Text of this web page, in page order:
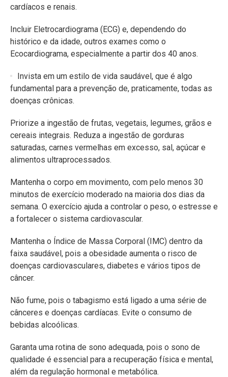
cardíacos e renais.
Incluir Eletrocardiograma (ECG) e, dependendo do
histórico e da idade, outros exames como o
Ecocardiograma, especialmente a partir dos 40 anos.
Invista em um estilo de vida saudável, que é algo
fundamental para a prevenção de, praticamente, todas as
doenças crônicas.
Priorize a ingestão de frutas, vegetais, legumes, grãos e
cereais integrais. Reduza a ingestão de gorduras
saturadas, carnes vermelhas em excesso, sal, açúcar e
alimentos ultraprocessados.
Mantenha o corpo em movimento, com pelo menos 30
minutos de exercício moderado na maioria dos dias da
semana. O exercício ajuda a controlar o peso, o estresse e
a fortalecer o sistema cardiovascular.
Mantenha o Índice de Massa Corporal (IMC) dentro da
faixa saudável, pois a obesidade aumenta o risco de
doenças cardiovasculares, diabetes e vários tipos de
câncer.
Não fume, pois o tabagismo está ligado a uma série de
cânceres e doenças cardíacas. Evite o consumo de
bebidas alcoólicas.
Garanta uma rotina de sono adequada, pois o sono de
qualidade é essencial para a recuperação física e mental,
além da regulação hormonal e metabólica.